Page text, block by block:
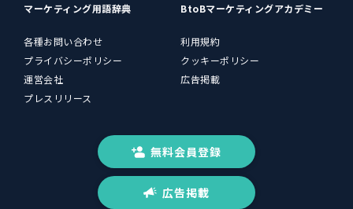
マーケティング用語辞典
BtoBマーケティングアカデミー
各種お問い合わせ
利用規約
プライバシーポリシー
クッキーポリシー
運営会社
広告掲載
プレスリリース
無料会員登録
広告掲載